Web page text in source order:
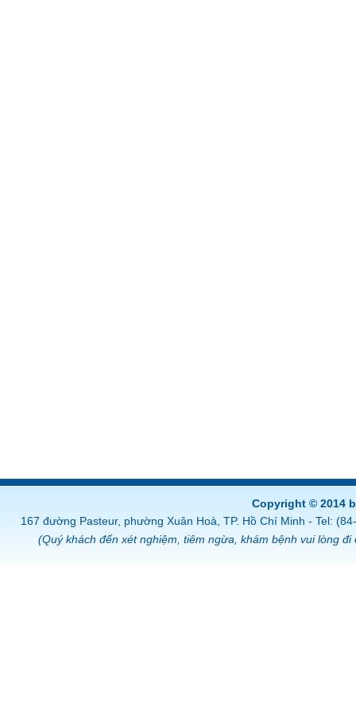
Copyright © 2014
167 đường Pasteur, phường Xuân Hoà, TP. Hồ Chí Minh - Tel:
(Quý khách đến xét nghiệm, tiêm ngừa, khám bệnh vui lòng